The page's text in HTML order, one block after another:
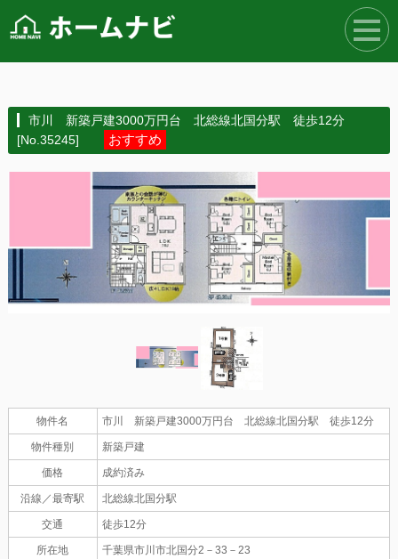
市川 新築戸建3000万円台 北総線北国分駅 徒歩12分
[No.35245]
おすすめ
物件名 市川 新築戸建3000万円台 北総線北国分駅 徒歩12分
物件種別 新築戸建
価格 成約済み
沿線／最寄駅 北総線北国分駅
交通 徒歩12分
所在地 千葉県市川市北国分2－33－23